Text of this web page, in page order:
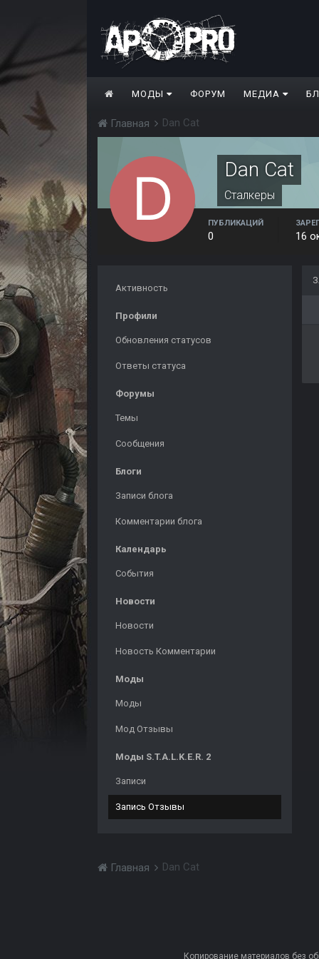
МОДЫ ФОРУМ МЕДИА
Главная Dan Cat
Dan Cat
Сталкеры
ПУБЛИКАЦИЙ
0 16
Активность
Профили
Обновления статусов
Ответы статуса
Форумы
Темы
Сообщения
Блоги
Записи блога
Комментарии блога
Календарь
События
Новости
Новости
Новость Комментарии
Моды
Моды
Мод Отзывы
Моды S.T.A.L.K.E.R. 2
Записи
Запись Отзывы
Главная Dan Cat
Копирование материалов без